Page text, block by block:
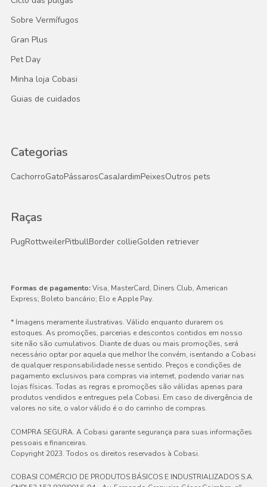
Sobre Vermífugos
Gran Plus
Pet Day
Minha loja Cobasi
Guias de cuidados
Categorias
CachorroGatoPássarosCasaJardimPeixesOutros pets
Raças
PugRottweilerPitbullBorder collieGolden retriever
Formas de pagamento:Visa, MasterCard, Diners Club, American
Express; Boleto bancário; Elo e Apple Pay.
* Imagens meramente ilustrativas. Válido enquanto durarem os
estoques. As promoções, parcerias e descontos contidos em nosso
site não são cumulativos. Diante de duas ou mais promoções, será
necessário optar por aquela que melhor lhe convém, isentando a Cobasi
de qualquer responsabilidade nesse sentido. Preços e condições de
pagamento exclusivos para compras via internet, podendo variar nas
lojas físicas. Todas as regras e promoções são válidas apenas para
produtos vendidos e entregues pela Cobasi. Em caso de divergência de
valores no site, o valor válido é o do carrinho de compras.
COMPRA SEGURA. A Cobasi garante segurança para suas informações
pessoais e financeiras.
Copyright 2023. Todos os direitos reservados à Cobasi.
COBASI COMÉRCIO DE PRODUTOS BÁSICOS E INDUSTRIALIZADOS S.A.